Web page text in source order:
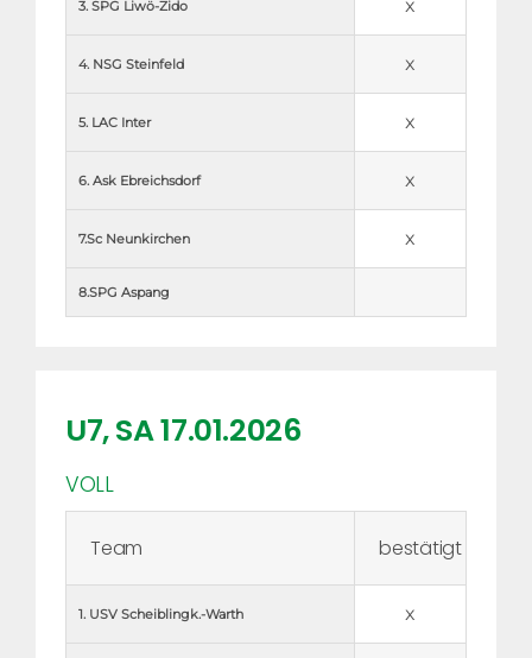
U7, SA 17.01.2026
VOLL
Team bestätigt
1. USV Scheiblingk.-Warth x
3. SPG Liwö-Zido x
4. NSG Steinfeld x
5. LAC Inter x
6. Ask Ebreichsdorf x
7.Sc Neunkirchen x
8.SPG Aspang